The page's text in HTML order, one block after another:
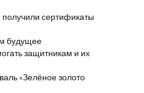
сертификаты
будущее
защитникам и их
«Зелёное золото